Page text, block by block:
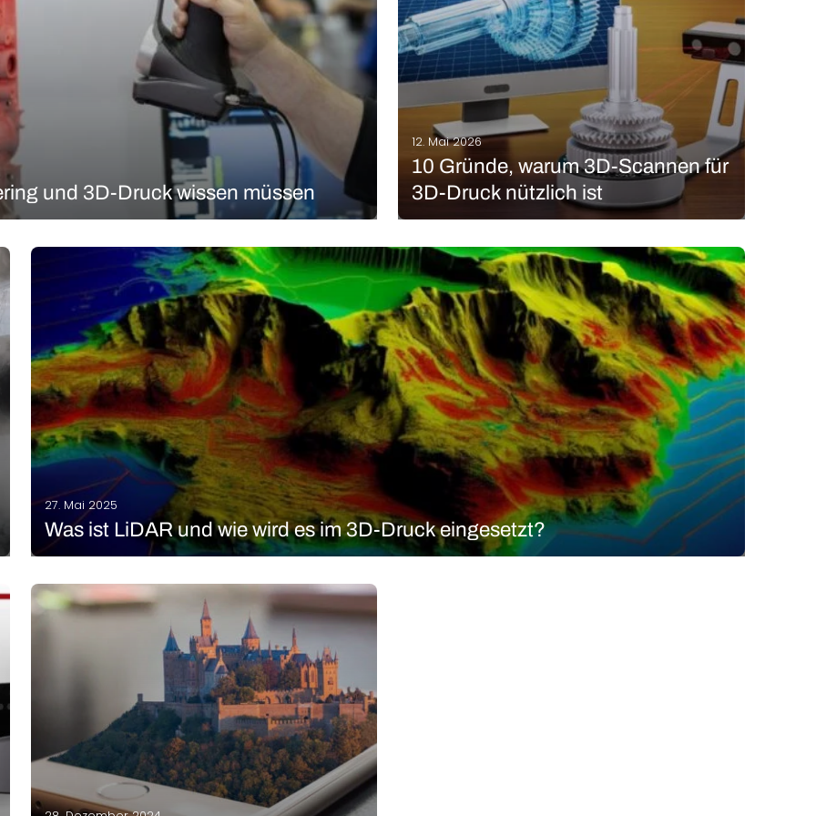
Business
Interviews
Rankings
Videos
und 3D-Druck wissen müssen
um die Struktur und die Zusammensetzung eines
12. Mai 2026
10 Gründe, warum 3D-Scannen für
3D-Druck nützlich ist
Abmessungen von realen Objekten oder
Umgebungen erfasst werden, ohne dass diese
berührt oder gar zerstört werden. Aus den von
Lasern und Kameras gesammelten Daten können im
Anschluss dann hochpräzise 3D-Modelle für diverse…
MEHR LESEN
27. Mai 2025
Was ist LiDAR und wie wird es im 3D-Druck eingesetzt?
und wie es funktioniert. LiDAR, die Abkürzung für Light Detection and Ranging oder Laser Imaging Detection and
Ranging, ist eine fortschrittliche…